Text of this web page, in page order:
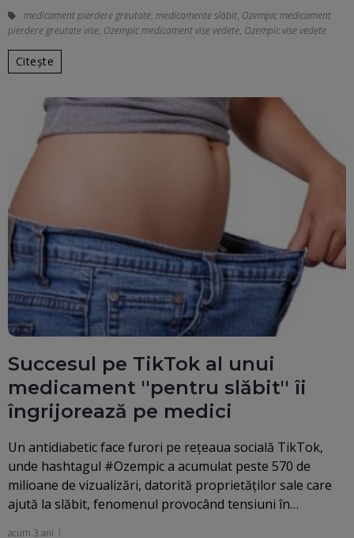
medicament pierdere greutate, medicamente slăbit, Ozempic medicament
pierdere greutate vise, Ozempic medicament vise vedete, Ozempic vise vedete
Citește
Succesul pe TikTok al unui
medicament ''pentru slăbit'' îi
îngrijorează pe medici
Un antidiabetic face furori pe reţeaua socială TikTok,
unde hashtagul #Ozempic a acumulat peste 570 de
milioane de vizualizări, datorită proprietăţilor sale care
ajută la slăbit, fenomenul provocând tensiuni în…
acum 3 ani